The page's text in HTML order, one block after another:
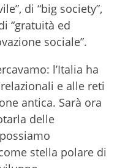
di “big society”,
“gratuità ed
sociale”.
l’Italia ha
e alle reti
antica. Sarà ora
delle
stella polare di